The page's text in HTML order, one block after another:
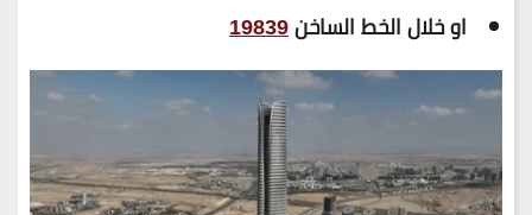
او خلال الخط الساخن19839